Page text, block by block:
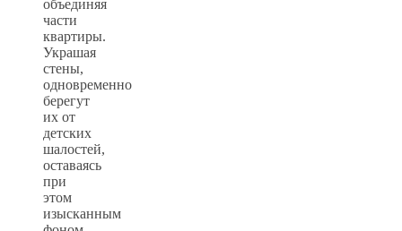
объединяя
части
квартиры.
Украшая
стены,
одновременно
берегут
их от
детских
шалостей,
оставаясь
при
этом
изысканным